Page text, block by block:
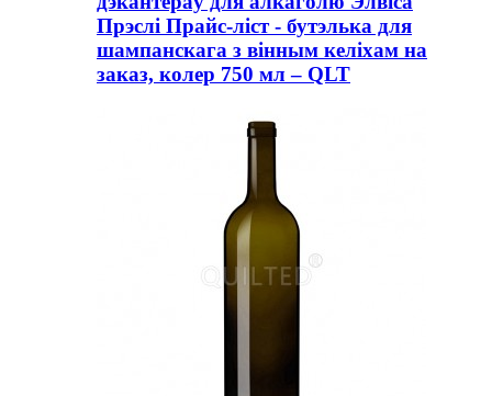
Прэслі Прайс-ліст - бутэлька для
шампанскага з вінным келіхам на
заказ, колер 750 мл – QLT